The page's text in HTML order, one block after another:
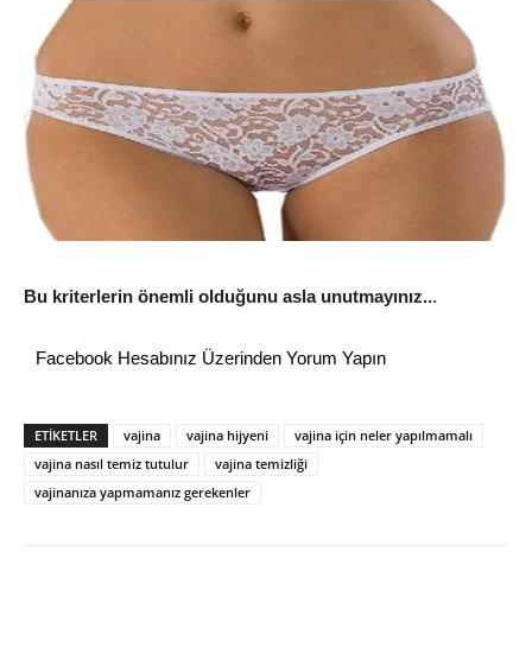
Bu kriterlerin önemli olduğunu asla unutmayınız...
Facebook Hesabınız Üzerinden Yorum Yapın
ETİKETLER vajina vajina hijyeni
vajina için neler yapılmamalı
vajina nasıl temiz tutulur
vajina temizliği
vajinanıza yapmamanız gerekenler